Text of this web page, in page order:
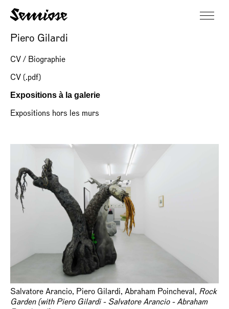
Piero Gilardi
CV / Biographie
CV (.pdf)
Expositions à la galerie
Expositions hors les murs
Salvatore Arancio, Piero Gilardi, Abraham Poincheval, Rock
Garden (with Piero Gilardi - Salvatore Arancio - Abraham